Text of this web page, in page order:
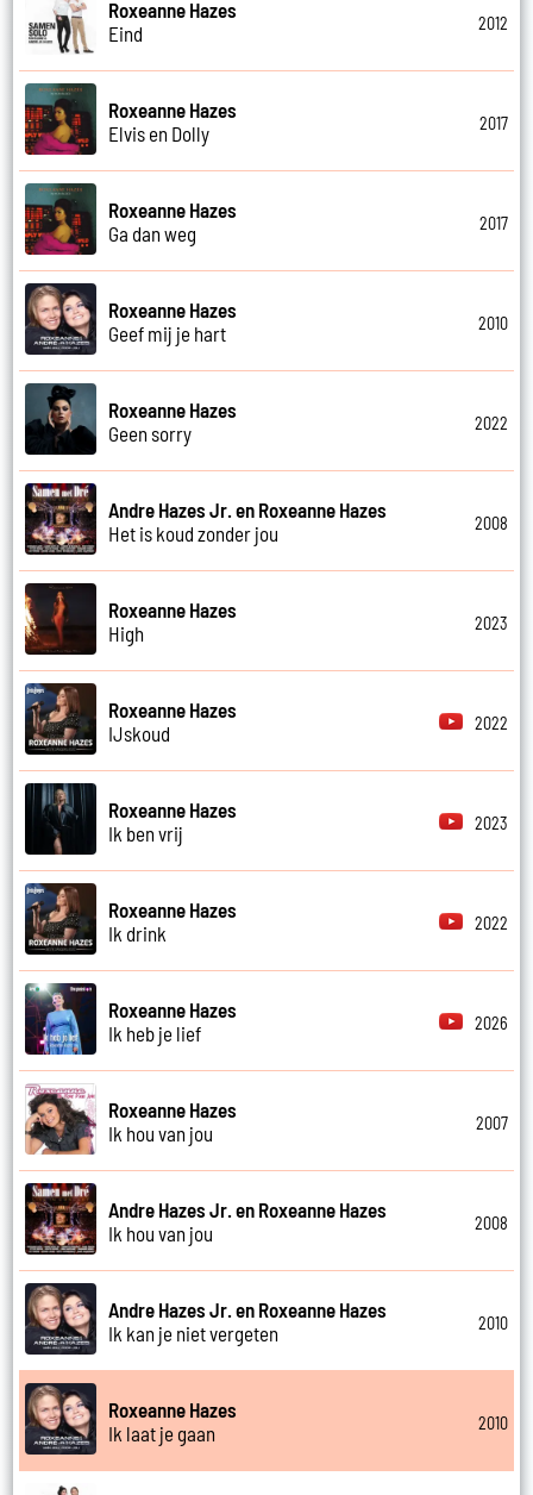
Roxeanne Hazes
Eind
2012
Roxeanne Hazes
Elvis en Dolly
2017
Roxeanne Hazes
Ga dan weg
2017
Roxeanne Hazes
Geef mij je hart
2010
Roxeanne Hazes
Geen sorry
2022
Andre Hazes Jr. en Roxeanne Hazes
Het is koud zonder jou
2008
Roxeanne Hazes
High
2023
Roxeanne Hazes
IJskoud
2022
Roxeanne Hazes
Ik ben vrij
2023
Roxeanne Hazes
Ik drink
2022
Roxeanne Hazes
Ik heb je lief
2026
Roxeanne Hazes
Ik hou van jou
2007
Andre Hazes Jr. en Roxeanne Hazes
Ik hou van jou
2008
Andre Hazes Jr. en Roxeanne Hazes
Ik kan je niet vergeten
2010
Roxeanne Hazes
Ik laat je gaan
2010